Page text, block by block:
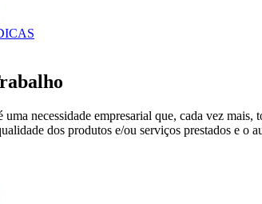
uma necessidade empresarial que, cada vez
dos produtos e/ou serviços prestados e o